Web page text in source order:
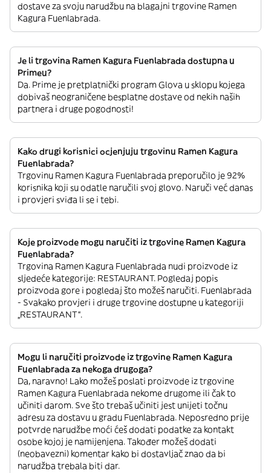
dostave za svoju narudžbu na blagajni trgovine Ramen
Kagura Fuenlabrada.
Je li trgovina Ramen Kagura Fuenlabrada dostupna u
Primeu?
Da. Prime je pretplatnički program Glova u sklopu kojega
dobivaš neograničene besplatne dostave od nekih naših
partnera i druge pogodnosti!
Kako drugi korisnici ocjenjuju trgovinu Ramen Kagura
Fuenlabrada?
Trgovinu Ramen Kagura Fuenlabrada preporučilo je 92%
korisnika koji su odatle naručili svoj glovo. Naruči već danas
i provjeri sviđa li se i tebi.
Koje proizvode mogu naručiti iz trgovine Ramen Kagura
Fuenlabrada?
Trgovina Ramen Kagura Fuenlabrada nudi proizvode iz
sljedeće kategorije: RESTAURANT. Pogledaj popis
proizvoda gore i pogledaj što možeš naručiti. Fuenlabrada
- Svakako provjeri i druge trgovine dostupne u kategoriji
„RESTAURANT“.
Mogu li naručiti proizvode iz trgovine Ramen Kagura
Fuenlabrada za nekoga drugoga?
Da, naravno! Lako možeš poslati proizvode iz trgovine
Ramen Kagura Fuenlabrada nekome drugome ili čak to
učiniti darom. Sve što trebaš učiniti jest unijeti točnu
adresu za dostavu u gradu Fuenlabrada. Neposredno prije
potvrde narudžbe moći ćeš dodati podatke za kontakt
osobe kojoj je namijenjena. Također možeš dodati
(neobavezni) komentar kako bi dostavljač znao da bi
narudžba trebala biti dar.